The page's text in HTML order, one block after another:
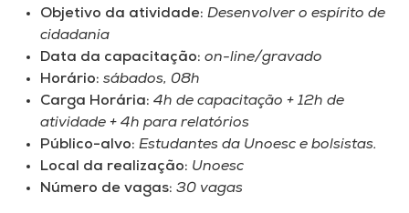
Objetivo da atividade: Desenvolver o espírito de
cidadania
Data da capacitação: on-line/gravado
Horário: sábados, 08h
Carga Horária: 4h de capacitação + 12h de
atividade + 4h para relatórios
Público-alvo: Estudantes da Unoesc e bolsistas.
Local da realização: Unoesc
Número de vagas: 30 vagas